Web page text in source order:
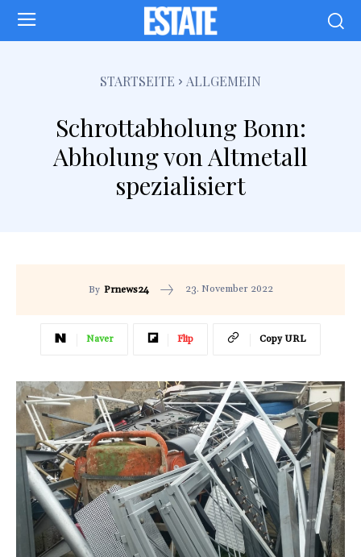
STARTSEITE ALLGEMEIN
Schrottabholung Bonn:
Abholung von Altmetall
spezialisiert
By Prnews24 23. November 2022
Naver Flip Copy URL